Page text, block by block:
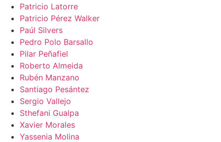
Patricio Latorre
Patricio Pérez Walker
Paúl Silvers
Pedro Polo Barsallo
Pilar Peñafiel
Roberto Almeida
Rubén Manzano
Santiago Pesántez
Sergio Vallejo
Sthefani Gualpa
Xavier Morales
Yassenia Molina